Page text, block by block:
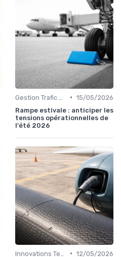
• 15/05/2026
Rampe estivale : anticiper les
tensions opérationnelles de
l'été 2026
• 12/05/2026